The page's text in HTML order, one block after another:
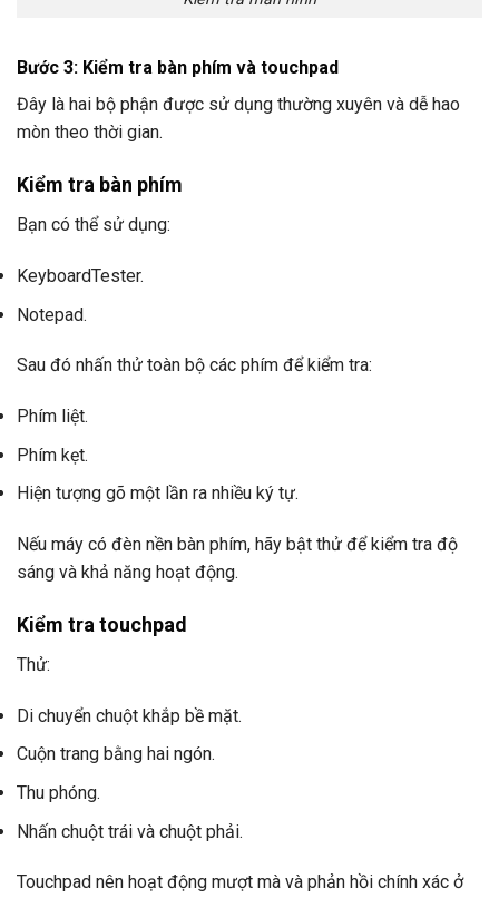
Bước 3: Kiểm tra bàn phím và touchpad
Đây là hai bộ phận được sử dụng thường xuyên và dễ hao
mòn theo thời gian.
Kiểm tra bàn phím
Bạn có thể sử dụng:
KeyboardTester.
Notepad.
Sau đó nhấn thử toàn bộ các phím để kiểm tra:
Phím liệt.
Phím kẹt.
Hiện tượng gõ một lần ra nhiều ký tự.
Nếu máy có đèn nền bàn phím, hãy bật thử để kiểm tra độ
sáng và khả năng hoạt động.
Kiểm tra touchpad
Thử:
Di chuyển chuột khắp bề mặt.
Cuộn trang bằng hai ngón.
Thu phóng.
Nhấn chuột trái và chuột phải.
Touchpad nên hoạt động mượt mà và phản hồi chính xác ở